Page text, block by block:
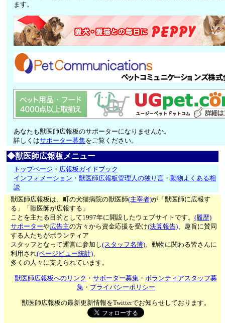
ます。
あなたも獣医師広報板のサポーターになりませんか。
詳しくはサポーター募集をご覧ください。
◆獣医師広報板メニュー
トップページ ・ 広報板ガイドブック
インフォメーション ・獣医師広報板管理人の独り言 ・動物よくある相
談
獣医師広報板は、町の犬猫病院の獣医師(主宰者)が「獣医師に広報す
る」「獣医師が広報する」
ことを主たる目的として1997年に開設したウェブサイトです。(履歴)
サポーターや広告主の方々から資金応援を受け(決算報告)、趣旨に賛同
する人たちがボランティア
スタッフとなって運営に参加し(スタッフ名簿)、動物に関わる皆さんに
利用され(ページビュー統計)、
多くの人々に支えられています。
獣医師広報板へのリンク ・サポーター募集 ・ボランティアスタッフ募
集・ プライバシーポリシー
獣医師広報板の最新更新情報をTwitterでお知らせしております。